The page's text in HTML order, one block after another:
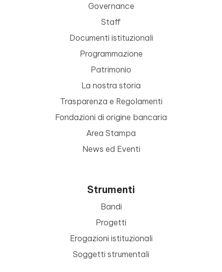
Governance
Staff
Documenti istituzionali
Programmazione
Patrimonio
La nostra storia
Trasparenza e Regolamenti
Fondazioni di origine bancaria
Area Stampa
News ed Eventi
Strumenti
Bandi
Progetti
Erogazioni istituzionali
Soggetti strumentali